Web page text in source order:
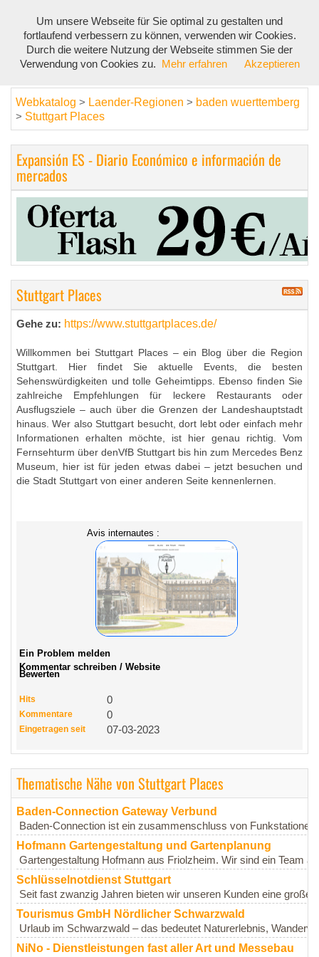
Webkatalog > Laender-Regionen > baden wuerttemberg
> Stuttgart Places
Expansión ES - Diario Económico e información de
mercados
Stuttgart Places
Gehe zu: https://www.stuttgartplaces.de/
Willkommen bei Stuttgart Places – ein Blog über die Region
Stuttgart. Hier findet Sie aktuelle Events, die besten
Sehenswürdigkeiten und tolle Geheimtipps. Ebenso finden Sie
zahlreiche Empfehlungen für leckere Restaurants oder
Ausflugsziele – auch über die Grenzen der Landeshauptstadt
hinaus. Wer also Stuttgart besucht, dort lebt oder einfach mehr
Informationen erhalten möchte, ist hier genau richtig. Vom
Fernsehturm über denVfB Stuttgart bis hin zum Mercedes Benz
Museum, hier ist für jeden etwas dabei – jetzt besuchen und
die Stadt Stuttgart von einer anderen Seite kennenlernen.
Avis internautes :
Ein Problem melden
Kommentar schreiben / Website
Bewerten
Hits 0
Kommentare 0
Eingetragen seit 07-03-2023
Thematische Nähe von Stuttgart Places
Baden-Connection Gateway Verbund
Baden-Connection ist ein zusammenschluss von
Hofmann Gartengestaltung und Gartenplanung
Gartengestaltung Hofmann aus Friolzheim. Wir sind ein Team
Schlüsselnotdienst Stuttgart
Seit fast zwanzig Jahren bieten wir unseren Kunden eine große
Tourismus GmbH Nördlicher Schwarzwald
Urlaub im Schwarzwald – das bedeutet Naturerlebnis,
NiNo - Dienstleistungen fast aller Art und Messebau
Um unsere Webseite für Sie optimal zu gestalten und
fortlaufend verbessern zu können, verwenden wir Cookies.
Durch die weitere Nutzung der Webseite stimmen Sie der
Verwendung von Cookies zu.
Mehr erfahren Akzeptieren